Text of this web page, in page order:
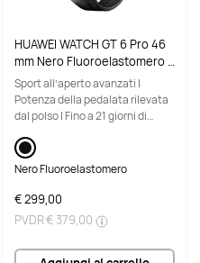
HUAWEI WATCH GT 6 Pro 46
mm Nero Fluoroelastomero /
Vetro zaffiro e cassa in titani
o / Fino a 21 giorni di autono
mia / Compatibile con Androi
Sport all’aperto avanzati |
Potenza della pedalata rilevata
dal polso | Fino a 21 giorni di
Nero Fluoroelastomero
€ 299,00
PVDR€ 379,00